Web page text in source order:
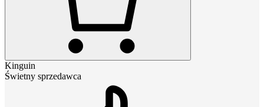
Kinguin
Świetny sprzedawca